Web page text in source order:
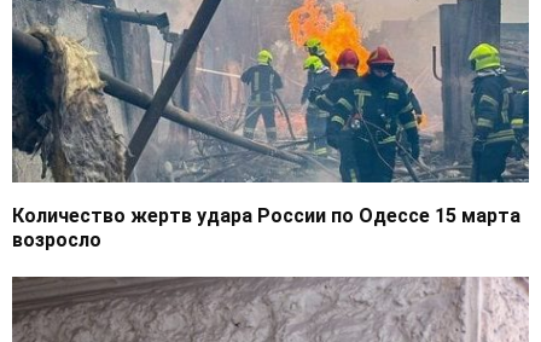
Количество жертв удара России по Одессе 15 марта
возросло